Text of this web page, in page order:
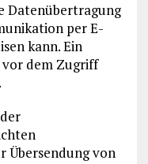
Datenübertragung
per E-
kann. Ein
dem Zugriff
von